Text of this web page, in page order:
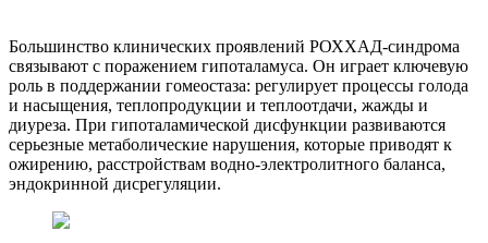
Большинство клинических проявлений РОХХАД-синдрома
связывают с поражением гипоталамуса. Он играет ключевую
роль в поддержании гомеостаза: регулирует процессы голода
и насыщения, теплопродукции и теплоотдачи, жажды и
диуреза. При гипоталамической дисфункции развиваются
серьезные метаболические нарушения, которые приводят к
ожирению, расстройствам водно-электролитного баланса,
эндокринной дисрегуляции.